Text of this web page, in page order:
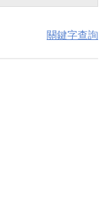
關鍵字查詢